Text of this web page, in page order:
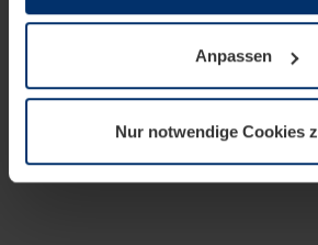
wenn diese für den Betrieb dieser
notwendig sind. Für alle anderen
wir Ihre Erlaubnis. Ihre Einwilligung
Datenschutzerklärungunserer
widerrufen.
Anpassen
Nur notwendige Cookies